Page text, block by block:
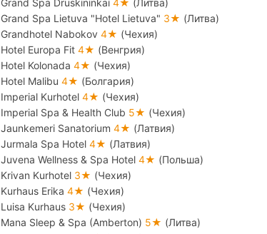
Grand Spa Druskininkai4★ (Литва)
Grand Spa Lietuva "Hotel Lietuva" 3★ (Литва)
Grandhotel Nabokov4★ (Чехия)
Hotel Europa Fit4★ (Венгрия)
Hotel Kolonada4★ (Чехия)
Hotel Malibu4★ (Болгария)
Imperial Kurhotel4★ (Чехия)
Imperial Spa & Health Club 5★ (Чехия)
Jaunkemeri Sanatorium4★ (Латвия)
Jurmala Spa Hotel4★ (Латвия)
Juvena Wellness & Spa Hotel4★ (Польша)
Krivan Kurhotel 3★ (Чехия)
Kurhaus Erika4★ (Чехия)
Luisa Kurhaus 3★ (Чехия)
Mana Sleep & Spa (Amberton) 5★ (Литва)